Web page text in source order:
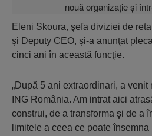
Eleni Skoura, şefa diviziei de
şi Deputy CEO, şi-a anunţat
cinci ani în această funcţie.
„După 5 ani extraordinari, a
ING România. Am intrat aici
construi, de a transforma şi de a
limitele a ceea ce poate